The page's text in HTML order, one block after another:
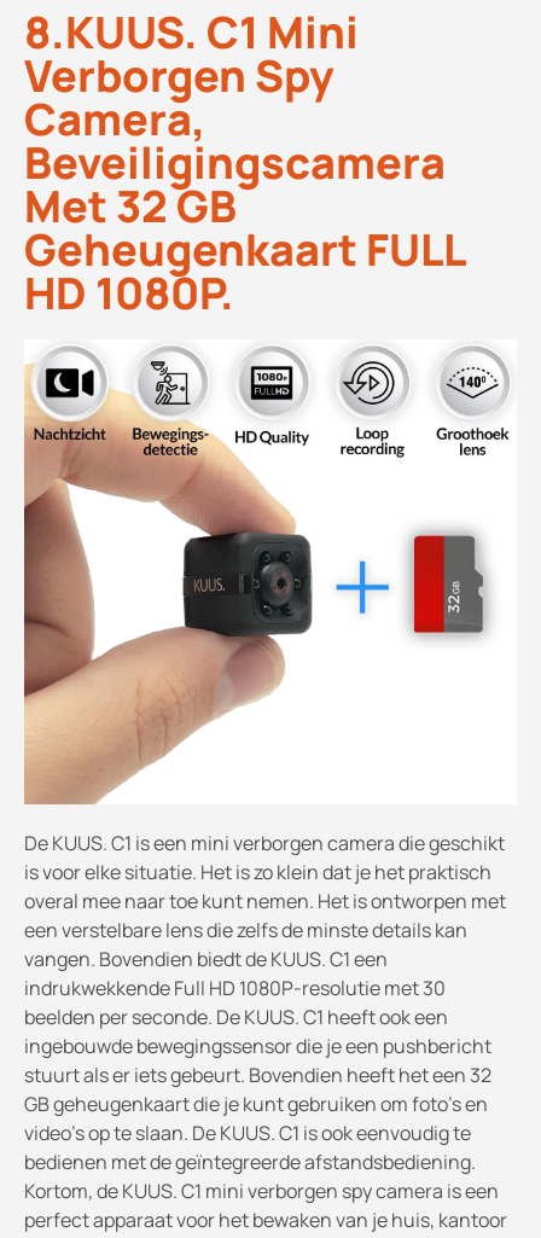
8.KUUS. C1 Mini
Verborgen Spy
Camera,
Beveiligingscamera
Met 32 GB
Geheugenkaart FULL
HD 1080P.
De KUUS. C1 is een mini verborgen camera die geschikt
is voor elke situatie. Het is zo klein dat je het praktisch
overal mee naar toe kunt nemen. Het is ontworpen met
een verstelbare lens die zelfs de minste details kan
vangen. Bovendien biedt de KUUS. C1 een
indrukwekkende Full HD 1080P-resolutie met 30
beelden per seconde. De KUUS. C1 heeft ook een
ingebouwde bewegingssensor die je een pushbericht
stuurt als er iets gebeurt. Bovendien heeft het een 32
GB geheugenkaart die je kunt gebruiken om foto's en
video's op te slaan. De KUUS. C1 is ook eenvoudig te
bedienen met de geïntegreerde afstandsbediening.
Kortom, de KUUS. C1 mini verborgen spy camera is een
perfect apparaat voor het bewaken van je huis, kantoor